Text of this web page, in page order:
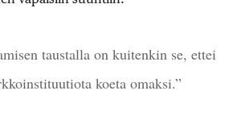
taustalla on kuitenkin se, ettei
koeta omaksi.”